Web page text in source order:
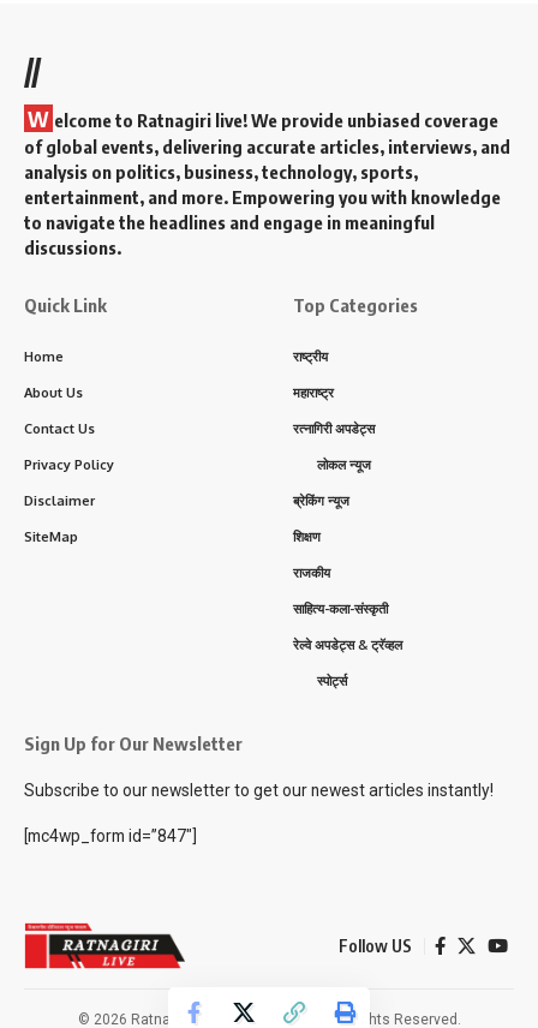
//
W elcome to Ratnagiri live! We provide unbiased coverage
of global events, delivering accurate articles, interviews, and
analysis on politics, business, technology, sports,
entertainment, and more. Empowering you with knowledge
to navigate the headlines and engage in meaningful
discussions.
Quick Link
Home
About Us
Contact Us
Privacy Policy
Disclaimer
SiteMap
Top Categories
राष्ट्रीय
महाराष्ट्र
रत्नागिरी अपडेट्स
लोकल न्यूज
ब्रेकिंग न्यूज
शिक्षण
राजकीय
साहित्य-कला-संस्कृती
रेल्वे अपडेट्स & ट्रॅव्हल
स्पोर्ट्स
Sign Up for Our Newsletter
Subscribe to our newsletter to get our newest articles instantly!
[mc4wp_form id=”847″]
Follow US
© 2026 Ratnagiri Live News Network. All Rights Reserved.